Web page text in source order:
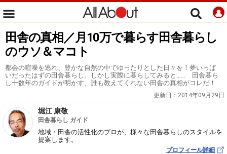
田舎の真相／月10万で暮らす田舎暮らし
のウソ＆マコト
都会の喧噪を逃れ、豊かな自然の中でゆったりとした日々を！夢いっぱ
いだったはずの田舎暮らし。しかし実際に暮らしてみると…… 田舎暮ら
し十数年のガイドが明かす、誰も教えてくれない田舎の真相がコレだ！
更新日： 2014年09月29日
堀江 康敬
田舎暮らし ガイド
地域・田舎の活性化のプロが、様々な田舎暮らしのスタイルを
提案します。
プロフィール詳細